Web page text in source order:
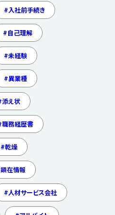
入社前手続き
自己理解
未経験
異業種
添え状
職務経歴書
乾燥
顕在情報
人材サービス会社